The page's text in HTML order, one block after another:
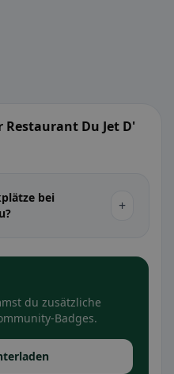
Du Jet D'
bei
+
du zusätzliche
Badges.